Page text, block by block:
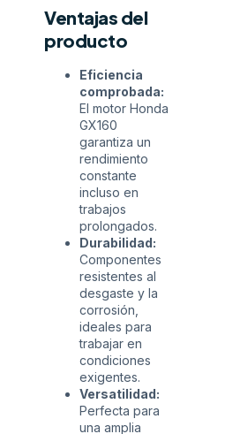
Ventajas del
producto
Eficiencia
comprobada:
El motor Honda
GX160
garantiza un
rendimiento
constante
incluso en
trabajos
prolongados.
Durabilidad:
Componentes
resistentes al
desgaste y la
corrosión,
ideales para
trabajar en
condiciones
exigentes.
Versatilidad:
Perfecta para
una amplia